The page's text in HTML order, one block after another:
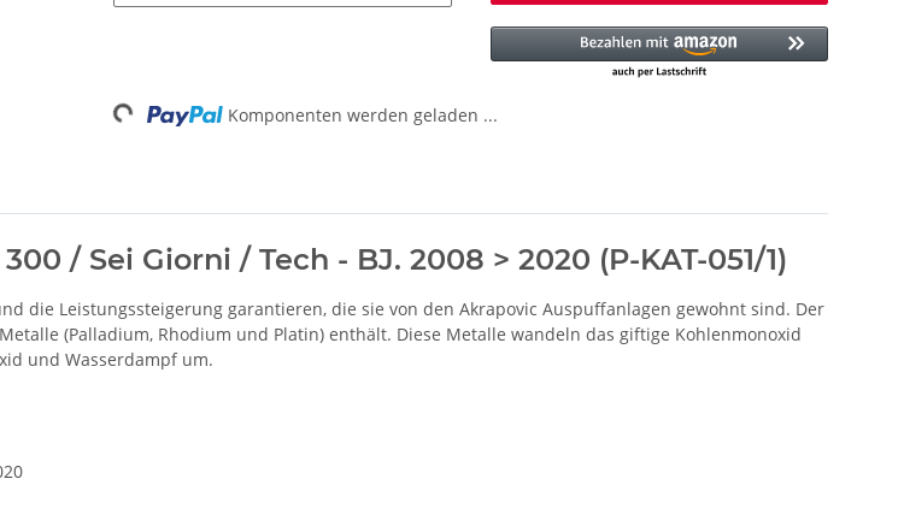
Loading... Komponenten werden geladen ...
/ Sei Giorni / Tech - BJ. 2008 > 2020 (P-KAT-051/1)
die Leistungssteigerung garantieren, die sie von den Akrapovic Auspuffanlagen gewohnt sind. Der
(Palladium, Rhodium und Platin) enthält. Diese Metalle wandeln das giftige Kohlenmonoxid
und Wasserdampf um.